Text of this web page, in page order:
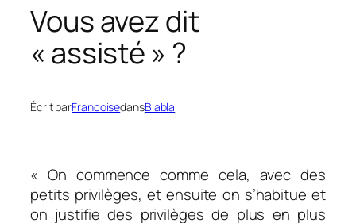
Vous avez dit
« assisté » ?
Écrit parFrancoisedansBlabla
« On commence comme cela, avec des
petits privilèges, et ensuite on s’habitue et
on justifie des privilèges de plus en plus